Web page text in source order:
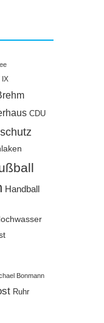
IX
CDU
Handball
Bonmann
Ruhr